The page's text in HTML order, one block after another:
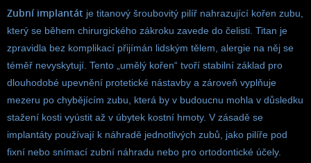
Zubní implantát je titanový šroubovitý pilíř nahrazující kořen zubu,
který se během chirurgického zákroku zavede do čelisti. Titan je
zpravidla bez komplikací přijímán lidským tělem, alergie na něj se
téměř nevyskytují. Tento „umělý kořen“ tvoří stabilní základ pro
dlouhodobé upevnění protetické nástavby a zároveň vyplňuje
mezeru po chybějícím zubu, která by v budoucnu mohla v důsledku
stažení kosti vyústit až v úbytek kostní hmoty. V zásadě se
implantáty používají k náhradě jednotlivých zubů, jako pilíře pod
fixní nebo snímací zubní náhradu nebo pro ortodontické účely.